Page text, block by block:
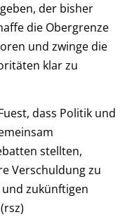
der bisher
die Obergrenze
und zwinge die
klar zu
dass Politik und
stellten,
Verschuldung zu
zukünftigen